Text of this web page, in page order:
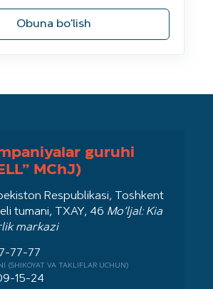
Obuna bo'lish
guruhi
MChJ)
Respublikasi, Toshkent
tumani, TXAY, 46 Mo‘ljal: Kia
markazi
77-77
(SHIKOYAT VA TAKLIFLAR UCHUN)
15-24